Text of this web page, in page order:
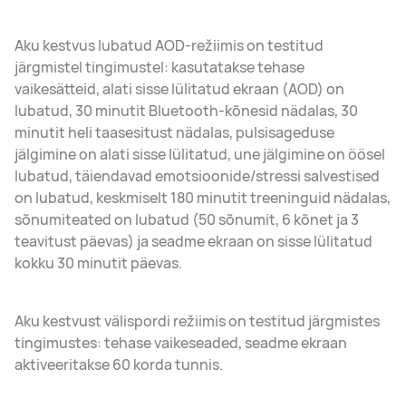
Aku kestvus lubatud AOD-režiimis on testitud
järgmistel tingimustel: kasutatakse tehase
vaikesätteid, alati sisse lülitatud ekraan (AOD) on
lubatud, 30 minutit Bluetooth-kõnesid nädalas, 30
minutit heli taasesitust nädalas, pulsisageduse
jälgimine on alati sisse lülitatud, une jälgimine on öösel
lubatud, täiendavad emotsioonide/stressi salvestised
on lubatud, keskmiselt 180 minutit treeninguid nädalas,
sõnumiteated on lubatud (50 sõnumit, 6 kõnet ja 3
teavitust päevas) ja seadme ekraan on sisse lülitatud
kokku 30 minutit päevas.
Aku kestvust välispordi režiimis on testitud järgmistes
tingimustes: tehase vaikeseaded, seadme ekraan
aktiveeritakse 60 korda tunnis.